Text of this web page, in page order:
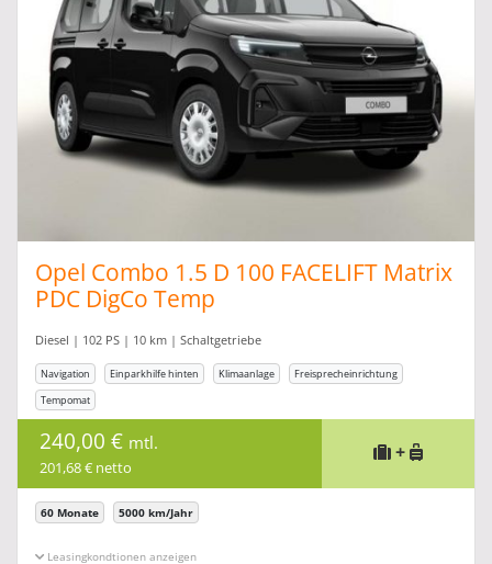
Opel Combo 1.5 D 100 FACELIFT Matrix
PDC DigCo Temp
Diesel | 102 PS | 10 km | Schaltgetriebe
Navigation Einparkhilfe hinten Klimaanlage
Freisprecheinrichtung
Tempomat
240,00 € mtl.
201,68 € netto
+
60 Monate 5000 km/Jahr
Leasingkonditionen ein-/ausblenden